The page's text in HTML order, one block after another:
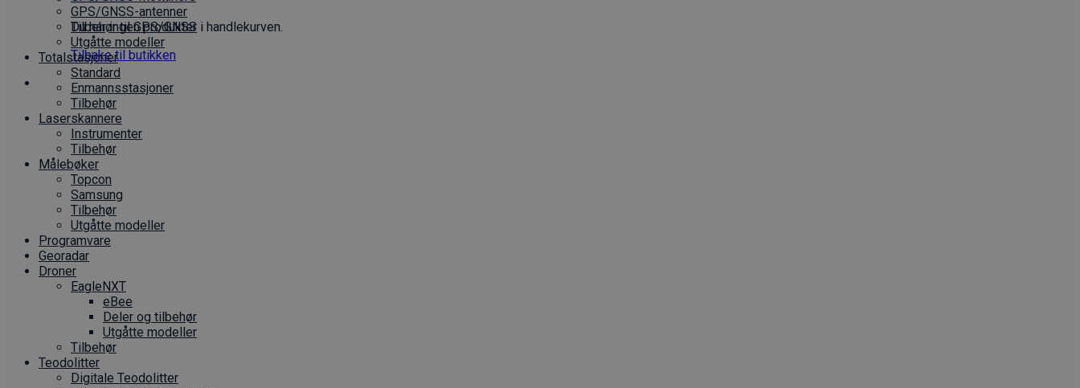
Du har ingen produkter i handlekurven.
Tilbake til butikken
GPS/GNSS-antenner
Tilbehør til GPS/GNSS
Utgåtte modeller
Totalstasjoner
Standard
Enmannsstasjoner
Tilbehør
Laserskannere
Instrumenter
Tilbehør
Målebøker
Topcon
Samsung
Tilbehør
Utgåtte modeller
Programvare
Georadar
Droner
EagleNXT
eBee
Deler og tilbehør
Utgåtte modeller
Tilbehør
Teodolitter
Digitale Teodolitter